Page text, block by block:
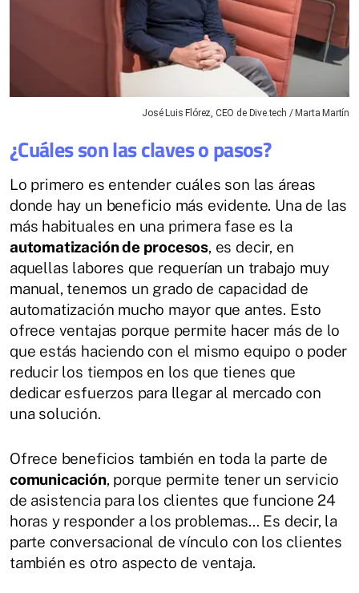
José Luis Flórez, CEO de Dive.tech / Marta Martín
¿Cuáles son las claves o pasos?
Lo primero es entender cuáles son las áreas
donde hay un beneficio más evidente. Una de las
más habituales en una primera fase es la
automatización de procesos, es decir, en
aquellas labores que requerían un trabajo muy
manual, tenemos un grado de capacidad de
automatización mucho mayor que antes. Esto
ofrece ventajas porque permite hacer más de lo
que estás haciendo con el mismo equipo o poder
reducir los tiempos en los que tienes que
dedicar esfuerzos para llegar al mercado con
una solución.
Ofrece beneficios también en toda la parte de
comunicación, porque permite tener un servicio
de asistencia para los clientes que funcione 24
horas y responder a los problemas… Es decir, la
parte conversacional de vínculo con los clientes
también es otro aspecto de ventaja.